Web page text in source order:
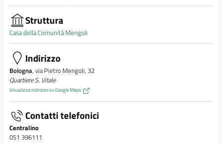
Struttura
Casa della Comunità Mengoli
Indirizzo
Bologna, via Pietro Mengoli, 32
Quartiere S. Vitale
Visualizza indirizzo su Google Maps
Contatti telefonici
Centralino
051 396111